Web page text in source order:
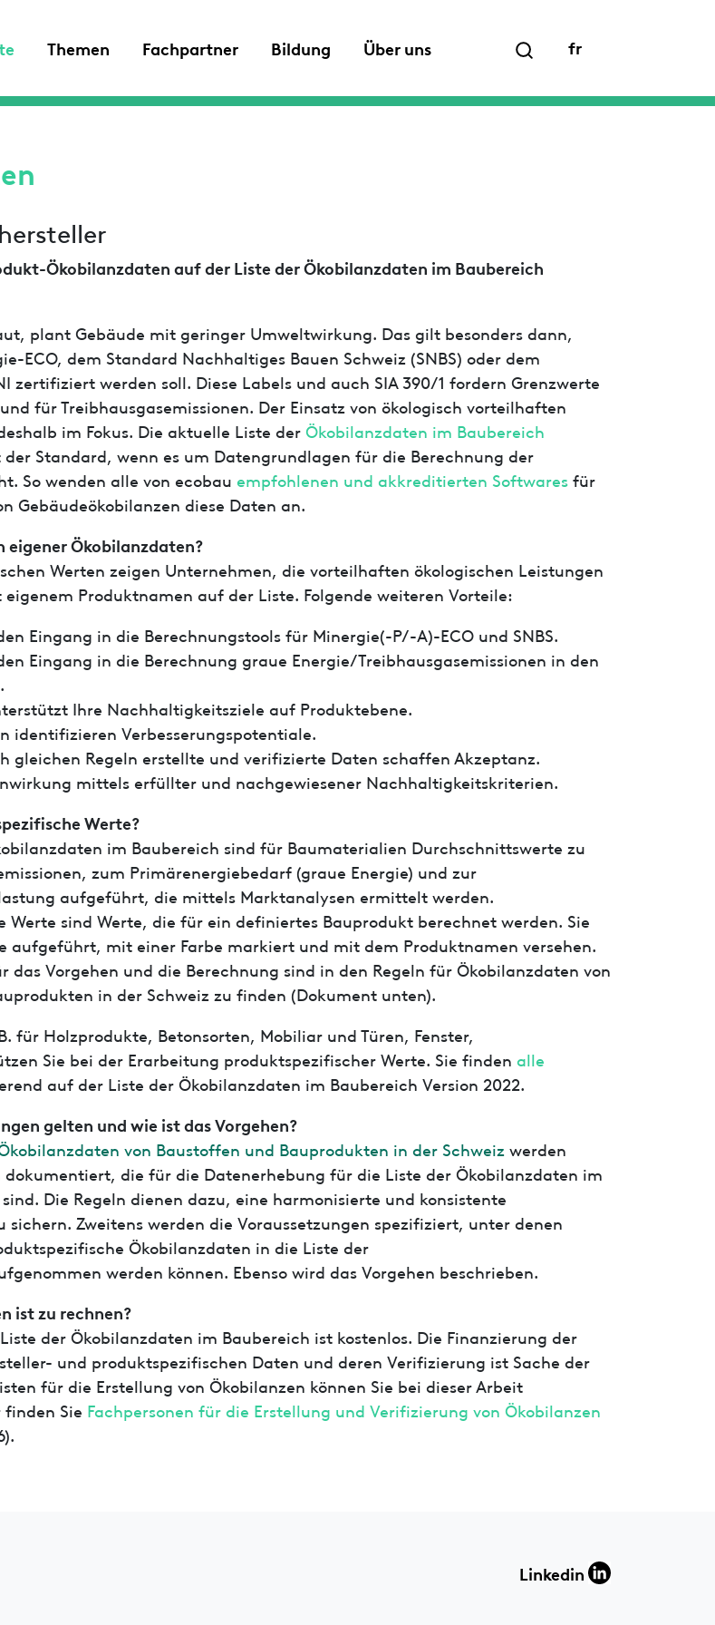
Themen Fachpartner Bildung Über uns fr
Ökobilanzdaten auf der Liste der Ökobilanzdaten im Baubereich
plant Gebäude mit geringer Umweltwirkung. Das gilt besonders dann,
ECO, dem Standard Nachhaltiges Bauen Schweiz (SNBS) oder dem
zertifiziert werden soll. Diese Labels und auch SIA 390/1 fordern Grenzwerte
für Treibhausgasemissionen. Der Einsatz von ökologisch vorteilhaften
im Fokus. Die aktuelle Liste der Ökobilanzdaten im Baubereich
der Standard, wenn es um Datengrundlagen für die Berechnung der
So wenden alle von ecobau empfohlenen und akkreditierten Softwaresfür
Gebäudeökobilanzen diese Daten an.
eigener Ökobilanzdaten?
Werten zeigen Unternehmen, die vorteilhaften ökologischen Leistungen
Produktnamen auf der Liste. Folgende weiteren Vorteile:
Eingang in die Berechnungstools für Minergie(-P/-A)-ECO und SNBS.
Eingang in die Berechnung graue Energie/Treibhausgasemissionen in den
Ihre Nachhaltigkeitsziele auf Produktebene.
identifizieren Verbesserungspotentiale.
gleichen Regeln erstellte und verifizierte Daten schaffen Akzeptanz.
mittels erfüllter und nachgewiesener Nachhaltigkeitskriterien.
Werte?
im Baubereich sind für Baumaterialien Durchschnittswerte zu
zum Primärenergiebedarf (graue Energie) und zur
aufgeführt, die mittels Marktanalysen ermittelt werden.
Werte sind Werte, die für ein definiertes Bauprodukt berechnet werden. Sie
aufgeführt, mit einer Farbe markiert und mit dem Produktnamen versehen.
das Vorgehen und die Berechnung sind in den Regeln für Ökobilanzdaten von
in der Schweiz zu finden (Dokument unten).
für Holzprodukte, Betonsorten, Mobiliar und Türen, Fenster,
Sie bei der Erarbeitung produktspezifischer Werte. Sie finden alle
auf der Liste der Ökobilanzdaten im Baubereich Version 2022.
gelten und wie ist das Vorgehen?
von Baustoffen und Bauprodukten in der Schweiz werden
dokumentiert, die für die Datenerhebung für die Liste der Ökobilanzdaten im
Die Regeln dienen dazu, eine harmonisierte und konsistente
sichern. Zweitens werden die Voraussetzungen spezifiziert, unter denen
Ökobilanzdaten in die Liste der
werden können. Ebenso wird das Vorgehen beschrieben.
ist zu rechnen?
der Ökobilanzdaten im Baubereich ist kostenlos. Die Finanzierung der
und produktspezifischen Daten und deren Verifizierung ist Sache der
für die Erstellung von Ökobilanzen können Sie bei dieser Arbeit
Sie Fachpersonen für die Erstellung und Verifizierung von Ökobilanzen
Linkedin